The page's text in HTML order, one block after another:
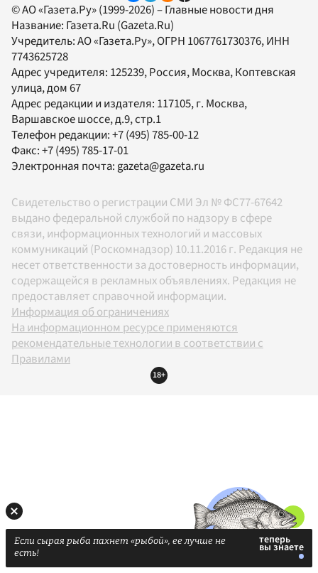
© АО «Газета.Ру» (1999-2026) – Главные новости дня
Название: Газета.Ru (Gazeta.Ru)
Учредитель:АО «Газета.Ру», ОГРН 1067761730376, ИНН
7743625728
Адрес учредителя: 125239, Россия, Москва, Коптевская
улица, дом 67
Адрес редакции и издателя: 117105, г. Москва,
Варшавское шоссе, д.9, стр.1
Телефон редакции:+7 (495) 785-00-12
Факс:+7 (495) 785-17-01
Электронная почта: gazeta@gazeta.ru
Свидетельство о регистрации СМИ Эл № ФС77-67642
выдано федеральной службой по надзору в сфере
связи, информационных технологий и массовых
коммуникаций (Роскомнадзор) 10.11.2016 г. Редакция не
несет ответственности за достоверность информации,
содержащейся в рекламных объявлениях. Редакция не
предоставляет справочной информации.
Информация об ограничениях
На информационном ресурсе применяются
рекомендательные технологии в соответствии с
Правилами
18+
Если сырая рыба пахнет «рыбой», ее лучше не
есть!